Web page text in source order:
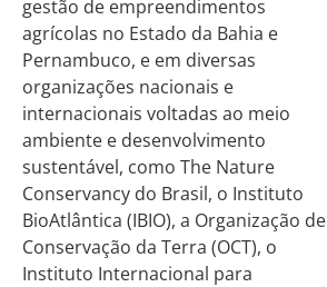
gestão de empreendimentos
agrícolas no Estado da Bahia e
Pernambuco, e em diversas
organizações nacionais e
internacionais voltadas ao meio
ambiente e desenvolvimento
sustentável, como The Nature
Conservancy do Brasil, o Instituto
BioAtlântica (IBIO), a Organização de
Conservação da Terra (OCT), o
Instituto Internacional para